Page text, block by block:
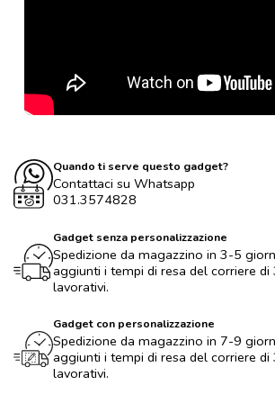
Quando ti serve questo gadget?
Contattaci su Whatsapp
031.3574828
Gadget senza personalizzazione
Spedizione da magazzino in 3-5
aggiunti i tempi di resa del corriere
lavorativi.
Gadget con personalizzazione
Spedizione da magazzino in 7-9
aggiunti i tempi di resa del corriere
lavorativi.